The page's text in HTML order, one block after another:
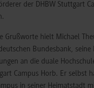
der DHBW Stuttgart
Grußworte hielt Michael
Bundesbank, seine
an die duale
Campus Horb. Er selbst
in seiner Heimatstadt